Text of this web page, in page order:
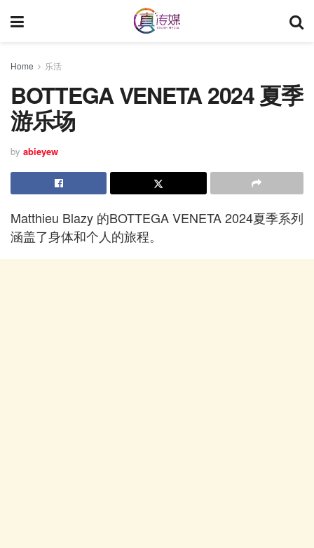
Home 乐活
BOTTEGA VENETA 2024 夏季
游乐场
by abieyew
Matthieu Blazy 的BOTTEGA VENETA 2024夏季系列
涵盖了身体和个人的旅程。